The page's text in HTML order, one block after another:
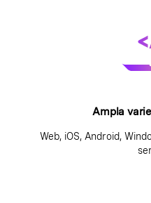
Ampla
Web, iOS, Android,